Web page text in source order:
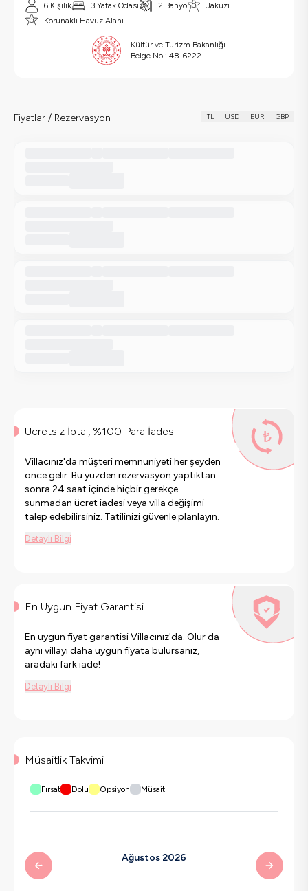
6 Kişilik 3 Yatak Odası 2 Banyo
Jakuzi
Korunaklı Havuz Alanı
Kültür ve Turizm Bakanlığı
Belge No : 48-6222
Fiyatlar / Rezervasyon TL USD EUR GBP
Ücretsiz İptal, %100 Para İadesi
Villacınız'da müşteri memnuniyeti her şeyden
önce gelir. Bu yüzden rezervasyon yaptıktan
sonra 24 saat içinde hiçbir gerekçe
sunmadan ücret iadesi veya villa değişimi
talep edebilirsiniz. Tatilinizi güvenle planlayın.
Detaylı Bilgi
En Uygun Fiyat Garantisi
En uygun fiyat garantisi Villacınız'da. Olur da
aynı villayı daha uygun fiyata bulursanız,
aradaki fark iade!
Detaylı Bilgi
Müsaitlik Takvimi
Fırsat Dolu Opsiyon Müsait
Ağustos 2026